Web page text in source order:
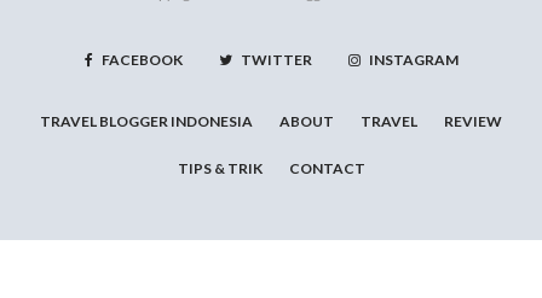
FACEBOOK TWITTER INSTAGRAM
TRAVEL BLOGGER INDONESIA ABOUT TRAVEL REVIEW
TIPS & TRIK CONTACT